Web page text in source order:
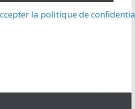
la politique de